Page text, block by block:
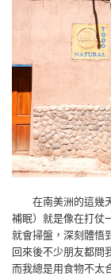
在南美洲的這幾
補眠）就是像在打仗
就會掃盤，深刻體悟
回來後不少朋友都問
而我總是用食物不太